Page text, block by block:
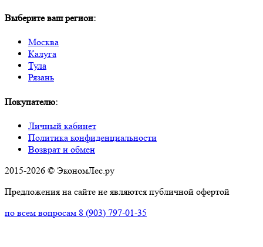
Выберите ваш регион:
Москва
Калуга
Тула
Рязань
Покупателю:
Личный кабинет
Политика конфиденциальности
Возврат и обмен
2015-2026 © ЭкономЛес.ру
Предложения на сайте не являются публичной офертой
по всем вопросам 8 (903) 797-01-35